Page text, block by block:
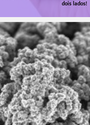
dois lados!